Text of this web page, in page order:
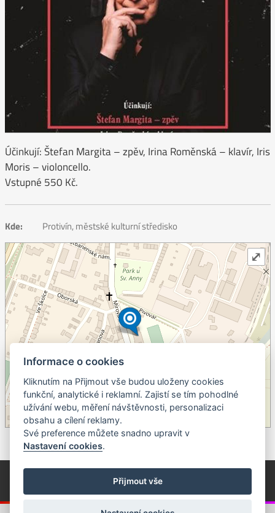
Účinkují: Štefan Margita – zpěv, Irina Roměnská – klavír, Iris
Moris – violoncello.
Vstupné 550 Kč.
Kde: Protivín, městské kulturní středisko
©OpenStreetMapcontributors.
⤢
© Píseckem / Kalendárium (Změna programu vyhrazena!)
(Cookies)
© 2018 - 2026 Realizace a správa webu:
Informace o cookies
Kliknutím na Přijmout vše budou uloženy cookies
funkční, analytické i reklamní. Zajistí se tím pohodlné
užívání webu, měření návštěvnosti, personalizaci
obsahu a cílení reklamy.
Své preference můžete snadno upravit v
Nastavení cookies.
Přijmout vše